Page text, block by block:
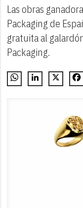
Las obras
Packaging de
gratuita al
Packaging.
WhatsAppLinkedIn
X